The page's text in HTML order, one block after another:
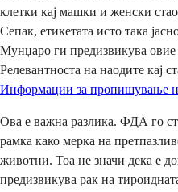
клетки кај машки и женски
Сепак, етикетата исто така
Мунџаро ги предизвикува овие
Релевантноста на наодите кај
Информации за пропишување
Ова е важна разлика. ФДА го
рамка како мерка на
животни. Тоа не значи дека е
предизвикува рак на